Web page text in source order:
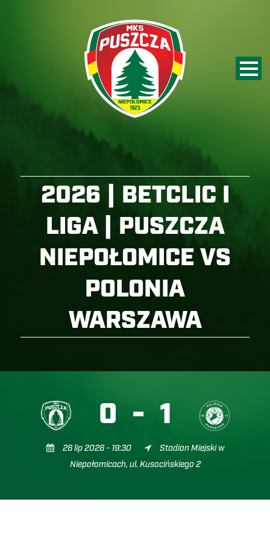
2026 | BETCLIC I
LIGA | PUSZCZA
NIEPOŁOMICE VS
POLONIA
WARSZAWA
0 - 1
26 lip 2026 - 19:30
Stadion Miejski w
Niepołomicach, ul. Kusocińskiego 2